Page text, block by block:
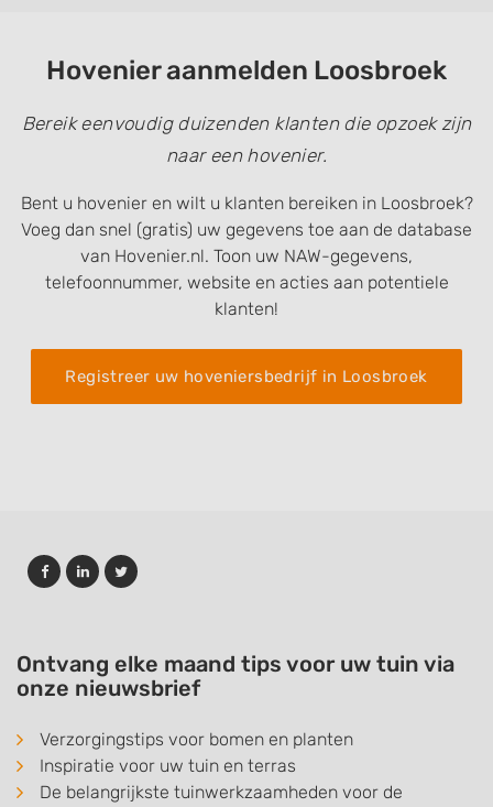
Hovenier aanmelden Loosbroek
Bereik eenvoudig duizenden klanten die opzoek zijn
naar een hovenier.
Bent u hovenier en wilt u klanten bereiken in Loosbroek?
Voeg dan snel (gratis) uw gegevens toe aan de database
van Hovenier.nl. Toon uw NAW-gegevens,
telefoonnummer, website en acties aan potentiele
klanten!
Registreer uw hoveniersbedrijf in Loosbroek
Ontvang elke maand tips voor uw tuin via
onze nieuwsbrief
Verzorgingstips voor bomen en planten
Inspiratie voor uw tuin en terras
De belangrijkste tuinwerkzaamheden voor de